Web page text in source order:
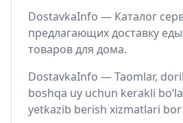
DostavkaInfo — Каталог
предлагающих доставку
товаров для дома.
DostavkaInfo — Taomlar,
boshqa uy uchun kerakli
yetkazib berish xizmatlari bor